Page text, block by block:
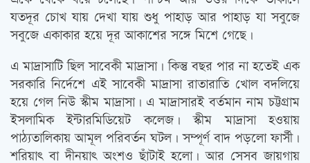
যতদূর চোখ যায় দেখা যায় শুধু পাহাড় আর পাহাড় যা সবুজে
সবুজে একাকার হয়ে দূর আকাশের সঙ্গে মিশে গেছে।
এ মাদ্রাসাটি ছিল সাবেকী মাদ্রাসা। কিন্তু বছর পার না হতেই এক
সরকারি নির্দেশে এই সাবেকী মাদ্রাসা রাতারাতি খোল বদলিয়ে
হয়ে গেল নিউ স্কীম মাদ্রাসা। এ মাদ্রাসারই বর্তমান নাম চট্টগ্রাম
ইসলামিক ইন্টারমিডিয়েট কলেজ। স্কীম মাদ্রাসা হওয়ায়
পাঠ্যতালিকায় আমূল পরিবর্তন ঘটল। সম্পূর্ণ বাদ পড়লো ফার্সী।
শরিয়াৎ বা দীনয়াৎ অংশও ছাঁটাই হলো। আর সেসব জায়গায়